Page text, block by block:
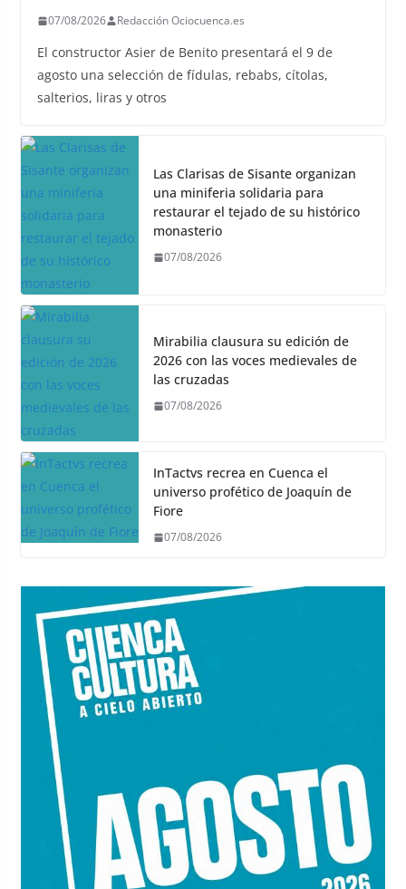
07/08/2026 Redacción Ociocuenca.es
El constructor Asier de Benito presentará el 9 de
agosto una selección de fídulas, rebabs, cítolas,
salterios, liras y otros
Las Clarisas de Sisante organizan
una miniferia solidaria para
restaurar el tejado de su histórico
monasterio
07/08/2026
Mirabilia clausura su edición de
2026 con las voces medievales de
las cruzadas
07/08/2026
InTactvs recrea en Cuenca el
universo profético de Joaquín de
Fiore
07/08/2026